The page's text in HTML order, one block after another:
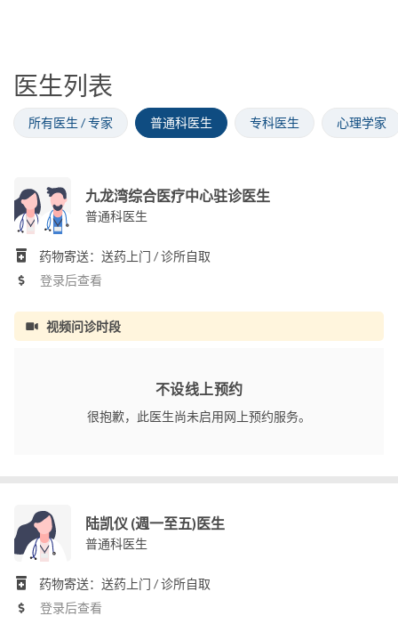
医生列表
所有医生 / 专家 普通科医生 专科医生 心理学家
九龙湾综合医疗中心驻诊医生
普通科医生
药物寄送：送药上门 / 诊所自取
登录后查看
视频问诊时段
不设线上预约
很抱歉，此医生尚未启用网上预约服务。
陆凯仪 (週一至五)医生
普通科医生
药物寄送：送药上门 / 诊所自取
登录后查看